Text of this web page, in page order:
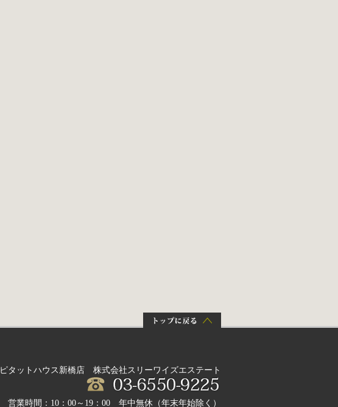
ピタットハウス新橋店 株式会社スリーワイズエステート
営業時間：10：00～19：00 年中無休（年末年始除く）